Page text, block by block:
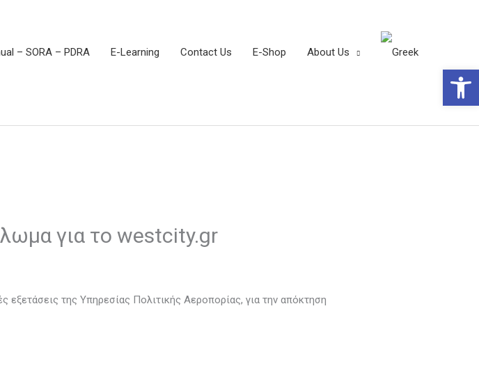
– SORA – PDRA E-Learning Contact Us E-Shop About Us
για το westcity.gr
εξετάσεις της Υπηρεσίας Πολιτικής Αεροπορίας, για την απόκτηση